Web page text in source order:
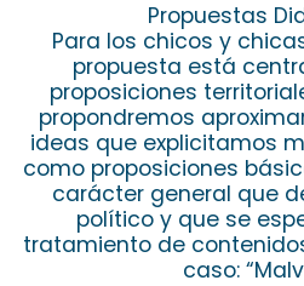
Propuestas
Para los chicos y
propuesta está
proposiciones
propondremos
ideas que explicitamos
como proposiciones
carácter general que
político y que se
tratamiento de
caso: